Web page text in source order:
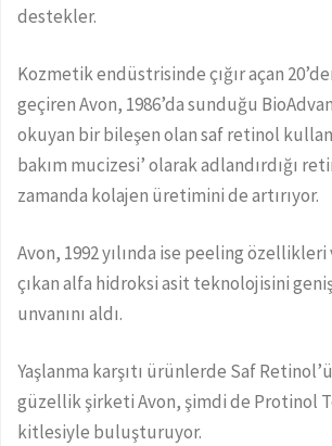
destekler.
Kozmetik endüstrisinde çığır açan
geçiren Avon, 1986’da sunduğu
okuyan bir bileşen olan saf retinol
bakım mucizesi’ olarak adlandırdığı
zamanda kolajen üretimini de artırıyor.
Avon, 1992 yılında ise peeling
çıkan alfa hidroksi asit teknolojisini
unvanını aldı.
Yaşlanma karşıtı ürünlerde Saf
güzellik şirketi Avon, şimdi de Protinol
kitlesiyle buluşturuyor.